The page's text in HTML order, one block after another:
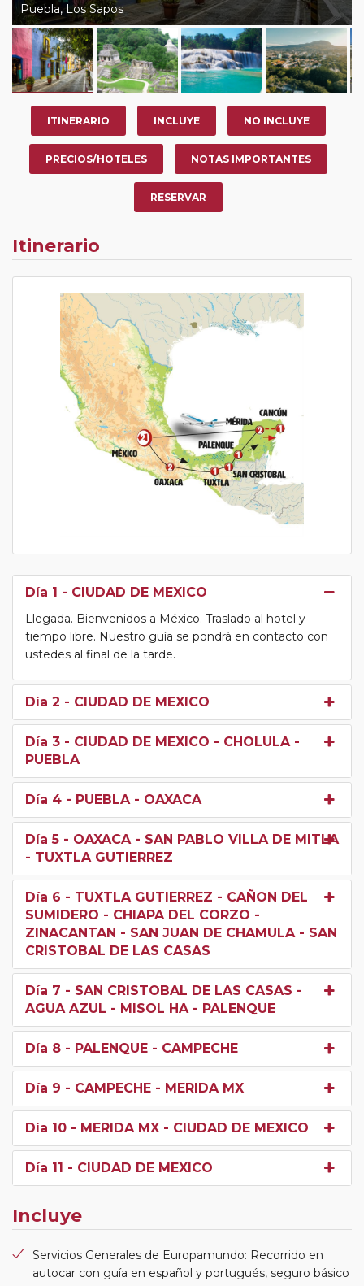
Puebla, Los Sapos
ITINERARIO INCLUYE NO INCLUYE
PRECIOS/HOTELES NOTAS IMPORTANTES
RESERVAR
Itinerario
Día 1 - CIUDAD DE MEXICO
Llegada. Bienvenidos a México. Traslado al hotel y
tiempo libre. Nuestro guía se pondrá en contacto con
ustedes al final de la tarde.
Día 2 - CIUDAD DE MEXICO
Día 3 - CIUDAD DE MEXICO - CHOLULA -
PUEBLA
Día 4 - PUEBLA - OAXACA
Día 5 - OAXACA - SAN PABLO VILLA DE MITLA
- TUXTLA GUTIERREZ
Día 6 - TUXTLA GUTIERREZ - CAÑON DEL
SUMIDERO - CHIAPA DEL CORZO -
ZINACANTAN - SAN JUAN DE CHAMULA - SAN
CRISTOBAL DE LAS CASAS
Día 7 - SAN CRISTOBAL DE LAS CASAS -
AGUA AZUL - MISOL HA - PALENQUE
Día 8 - PALENQUE - CAMPECHE
Día 9 - CAMPECHE - MERIDA MX
Día 10 - MERIDA MX - CIUDAD DE MEXICO
Día 11 - CIUDAD DE MEXICO
Incluye
Servicios Generales de Europamundo: Recorrido en
autocar con guía en español y portugués, seguro básico